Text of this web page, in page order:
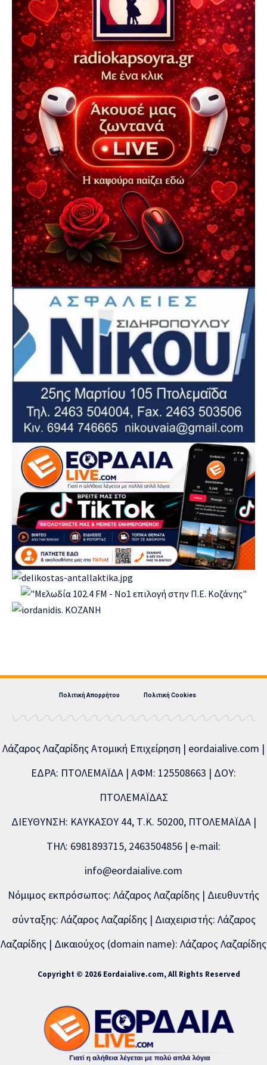
Πολιτική Απορρήτου Πολιτική Cookies
Λάζαρος Λαζαρίδης Ατομική Επιχείρηση | eordaialive.com |
ΕΔΡΑ: ΠΤΟΛΕΜΑΪΔΑ | ΑΦΜ: 125508663 | ΔΟΥ:
ΠΤΟΛΕΜΑΪΔΑΣ
ΔΙΕΥΘΥΝΣΗ: ΚΑΥΚΑΣΟΥ 44, Τ.Κ. 50200, ΠΤΟΛΕΜΑΪΔΑ |
ΤΗΛ: 6981893715, 2463504856 | e-mail:
info@eordaialive.com
Νόμιμος εκπρόσωπος: Λάζαρος Λαζαρίδης | Διευθυντής
σύνταξης: Λάζαρος Λαζαρίδης | Διαχειριστής: Λάζαρος
Λαζαρίδης | Δικαιούχος (domain name): Λάζαρος Λαζαρίδης
Copyright © 2026 Eordaialive.com, All Rights Reserved